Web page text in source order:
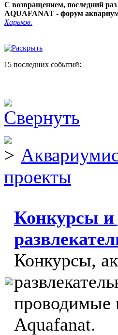
С возвращением, последний
AQUAFANAT - форум
Харьков.
15 последних событий:
проекты
Конкурсы и
Конкурсы,
проводимые
Aquafanat.